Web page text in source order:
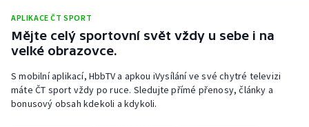
APLIKACE ČT SPORT
Mějte celý sportovní svět vždy u sebe i na
velké obrazovce.
S mobilní aplikací, HbbTV a apkou iVysílání ve své chytré televizi
máte ČT sport vždy po ruce. Sledujte přímé přenosy, články a
bonusový obsah kdekoli a kdykoli.